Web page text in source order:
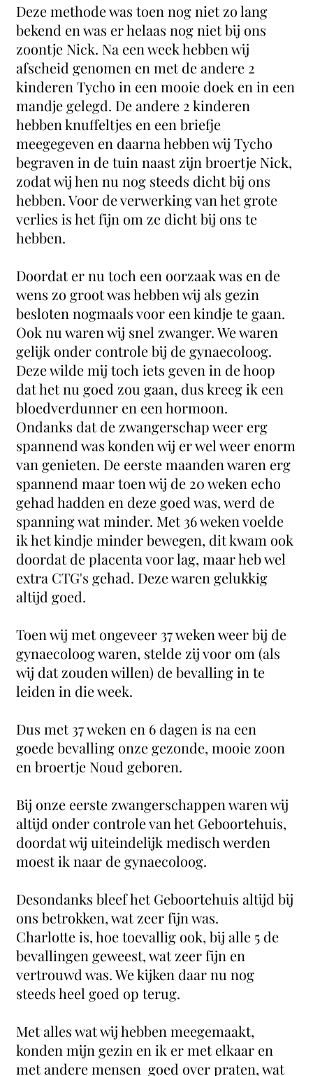
Deze methode was toen nog niet zo lang
bekend en was er helaas nog niet bij ons
zoontje Nick. Na een week hebben wij
afscheid genomen en met de andere 2
kinderen Tycho in een mooie doek en in een
mandje gelegd. De andere 2 kinderen
hebben knuffeltjes en een briefje
meegegeven en daarna hebben wij Tycho
begraven in de tuin naast zijn broertje Nick,
zodat wij hen nu nog steeds dicht bij ons
hebben. Voor de verwerking van het grote
verlies is het fijn om ze dicht bij ons te
hebben.
Doordat er nu toch een oorzaak was en de
wens zo groot was hebben wij als gezin
besloten nogmaals voor een kindje te gaan.
Ook nu waren wij snel zwanger. We waren
gelijk onder controle bij de gynaecoloog.
Deze wilde mij toch iets geven in de hoop
dat het nu goed zou gaan, dus kreeg ik een
bloedverdunner en een hormoon.
Ondanks dat de zwangerschap weer erg
spannend was konden wij er wel weer enorm
van genieten. De eerste maanden waren erg
spannend maar toen wij de 20 weken echo
gehad hadden en deze goed was, werd de
spanning wat minder. Met 36 weken voelde
ik het kindje minder bewegen, dit kwam ook
doordat de placenta voor lag, maar heb wel
extra CTG's gehad. Deze waren gelukkig
altijd goed.
Toen wij met ongeveer 37 weken weer bij de
gynaecoloog waren, stelde zij voor om (als
wij dat zouden willen) de bevalling in te
leiden in die week.
Dus met 37 weken en 6 dagen is na een
goede bevalling onze gezonde, mooie zoon
en broertje Noud geboren.
Bij onze eerste zwangerschappen waren wij
altijd onder controle van het Geboortehuis,
doordat wij uiteindelijk medisch werden
moest ik naar de gynaecoloog.
Desondanks bleef het Geboortehuis altijd bij
ons betrokken, wat zeer fijn was.
Charlotte is, hoe toevallig ook, bij alle 5 de
bevallingen geweest, wat zeer fijn en
vertrouwd was. We kijken daar nu nog
steeds heel goed op terug.
Met alles wat wij hebben meegemaakt,
konden mijn gezin en ik er met elkaar en
met andere mensen goed over praten, wat